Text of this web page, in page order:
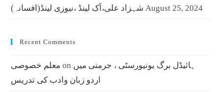
شہزاد علی،آک لینڈ ،نیوزی لینڈ(افسانہ) August 25, 2024
Recent Comments
معلم خصوصی on ہائیڈل برگ یونیورسٹی ، جرمنی میں
اردو زبان وادب کی تدریس